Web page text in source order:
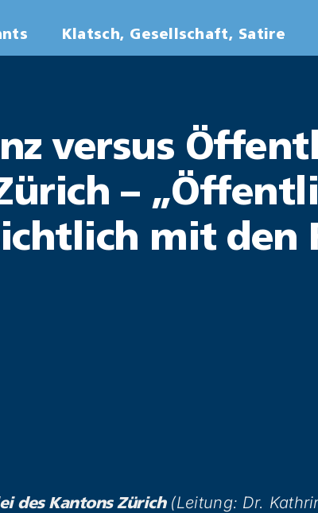
Klatsch, Gesellschaft, Satire
versus
–
mit den
des Kantons Zürich(Leitung: Dr.